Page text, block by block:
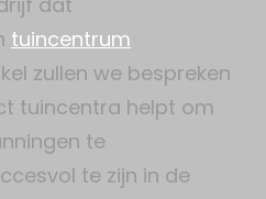
tuincentrum
zullen we bespreken
tuincentra helpt om
te
te zijn in de